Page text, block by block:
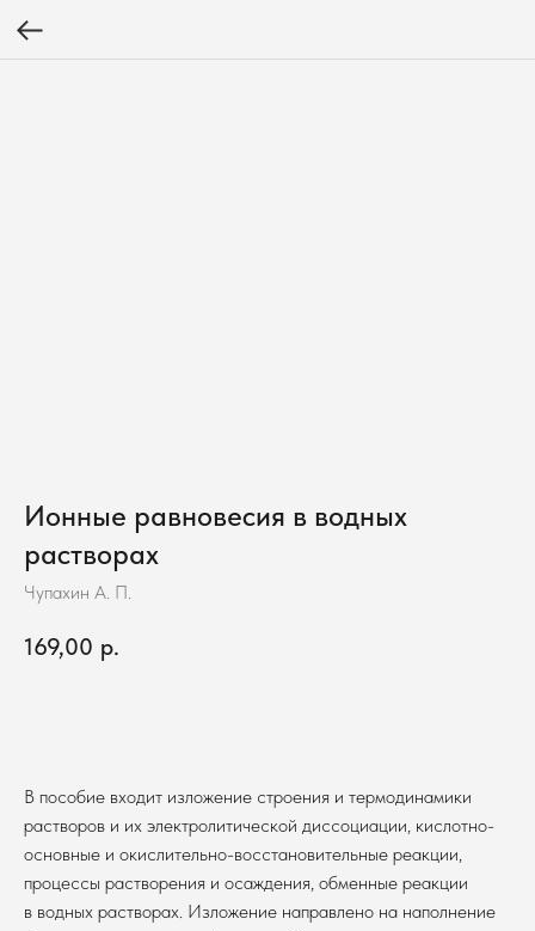
Ионные равновесия в водных
растворах
Чупахин А. П.
169,00 р.
В пособие входит изложение строения и термодинамики
растворов и их электролитической диссоциации, кислотно-
основные и окислительно-восстановительные реакции,
процессы растворения и осаждения, обменные реакции
в водных растворах. Изложение направлено на наполнение